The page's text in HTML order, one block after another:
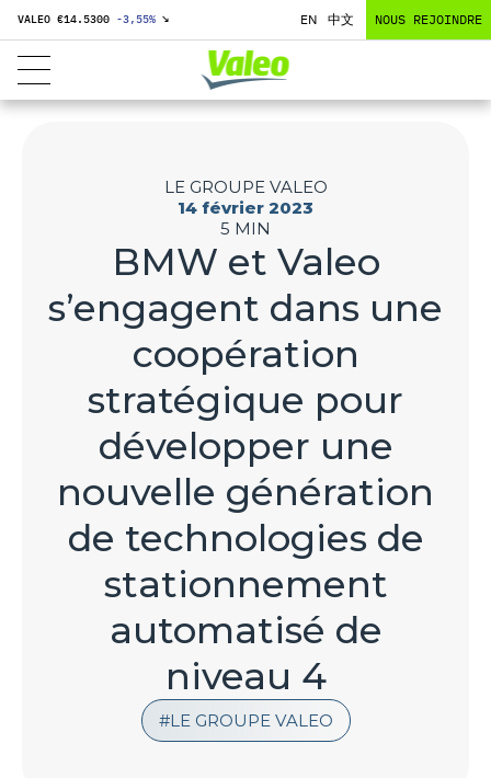
VALEO €14.5300 -3,55% ↘ EN 中文 NOUS REJOINDRE
LE GROUPE VALEO
LE GROUPE VALEO
14 février 2023
5 MIN
BMW et Valeo
s’engagent dans une
coopération
stratégique pour
développer une
nouvelle génération
de technologies de
stationnement
automatisé de
niveau 4